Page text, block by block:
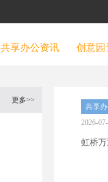
共享办公资讯 创意园
更多>>
共享
2026-
虹桥万